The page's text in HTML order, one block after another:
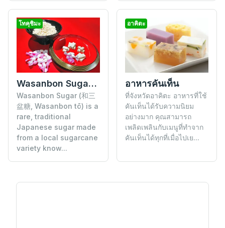
โทคุชิมะ
Wasanbon Sugar from Awa
Wasanbon Sugar (和三
盆糖, Wasanbon tō) is a
rare, traditional
Japanese sugar made
from a local sugarcane
variety know...
อาคิตะ
อาหารคันเท็น
ที่จังหวัดอาคิตะ อาหารที่ใช้
คันเท็นได้รับความนิยม
อย่างมาก คุณสามารถ
เพลิดเพลินกับเมนูที่ทำจาก
คันเท็นได้ทุกที่เมื่อไปเย...